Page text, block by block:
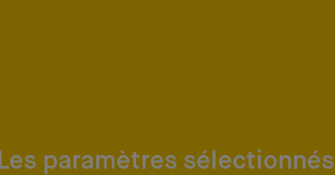
Les paramètres sélectionnés